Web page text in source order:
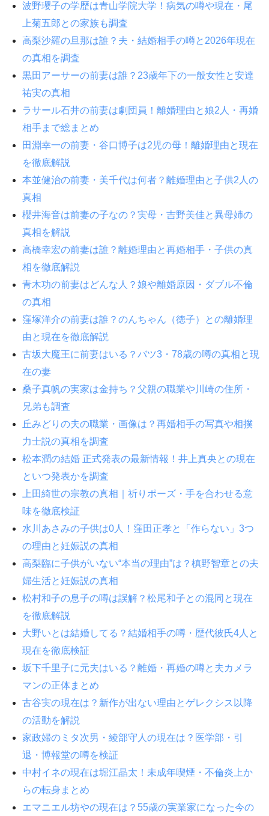
波野瓔子の学歴は青山学院大学！病気の噂や現在・尾
上菊五郎との家族も調査
高梨沙羅の旦那は誰？夫・結婚相手の噂と2026年現在
の真相を調査
黒田アーサーの前妻は誰？23歳年下の一般女性と安達
祐実の真相
ラサール石井の前妻は劇団員！離婚理由と娘2人・再婚
相手まで総まとめ
田淵幸一の前妻・谷口博子は2児の母！離婚理由と現在
を徹底解説
本並健治の前妻・美千代は何者？離婚理由と子供2人の
真相
櫻井海音は前妻の子なの？実母・吉野美佳と異母姉の
真相を解説
高橋幸宏の前妻は誰？離婚理由と再婚相手・子供の真
相を徹底解説
青木功の前妻はどんな人？娘や離婚原因・ダブル不倫
の真相
窪塚洋介の前妻は誰？のんちゃん（徳子）との離婚理
由と現在を徹底解説
古坂大魔王に前妻はいる？バツ3・78歳の噂の真相と現
在の妻
桑子真帆の実家は金持ち？父親の職業や川崎の住所・
兄弟も調査
丘みどりの夫の職業・画像は？再婚相手の写真や相撲
力士説の真相を調査
松本潤の結婚 正式発表の最新情報！井上真央との現在
といつ発表かを調査
上田綺世の宗教の真相｜祈りポーズ・手を合わせる意
味を徹底検証
水川あさみの子供は0人！窪田正孝と「作らない」3つ
の理由と妊娠説の真相
高梨臨に子供がいない“本当の理由”は？槙野智章との夫
婦生活と妊娠説の真相
松村和子の息子の噂は誤解？松尾和子との混同と現在
を徹底解説
大野いとは結婚してる？結婚相手の噂・歴代彼氏4人と
現在を徹底検証
坂下千里子に元夫はいる？離婚・再婚の噂と夫カメラ
マンの正体まとめ
古谷実の現在は？新作が出ない理由とゲレクシス以降
の活動を解説
家政婦のミタ次男・綾部守人の現在は？医学部・引
退・博報堂の噂を検証
中村イネの現在は堀江晶太！未成年喫煙・不倫炎上か
らの転身まとめ
エマニエル坊やの現在は？55歳の実業家になった今の